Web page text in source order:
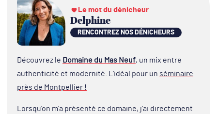
Le mot du dénicheur
Delphine
RENCONTREZ NOS DÉNICHEURS
Découvrez le Domaine du Mas Neuf, un mix entre
authenticité et modernité. L’idéal pour un séminaire
près de Montpellier !
Lorsqu’on m’a présenté ce domaine, j’ai directement